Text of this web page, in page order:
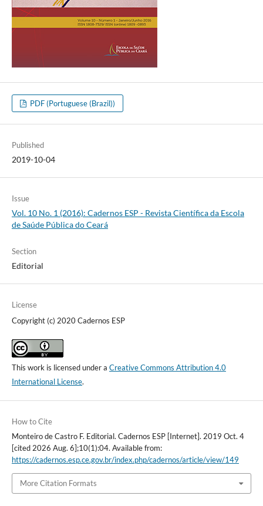
PDF (Portuguese (Brazil))
Published
2019-10-04
Issue
Vol. 10 No. 1 (2016): Cadernos ESP - Revista Cientí­fica da Escola
de Saúde Pública do Ceará
Section
Editorial
License
Copyright (c) 2020 Cadernos ESP
This work is licensed under a Creative Commons Attribution 4.0
International License.
How to Cite
Monteiro de Castro F. Editorial. Cadernos ESP [Internet]. 2019 Oct. 4
[cited 2026 Aug. 6];10(1):04. Available from:
https://cadernos.esp.ce.gov.br/index.php/cadernos/article/view/149
More Citation Formats